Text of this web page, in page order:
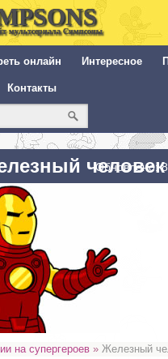
мультсериала Симпсоны
онлайн Интересное
Контакты
человек
Обновлено:
на супергероев » Железный